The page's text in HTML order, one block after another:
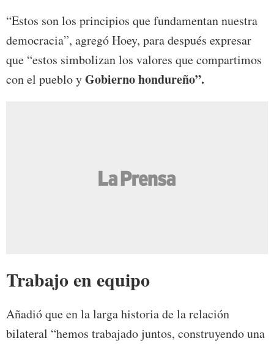
“Estos son los principios que fundamentan nuestra
democracia”, agregó Hoey, para después expresar
que “estos simbolizan los valores que compartimos
con el pueblo yGobierno hondureño”.
Trabajo en equipo
Añadió que en la larga historia de la relación
bilateral “hemos trabajado juntos, construyendo una